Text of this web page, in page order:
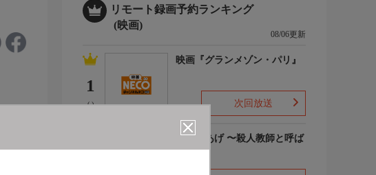
リモート録画予約ランキング
(映画)
08/06更新
1
(-)
映画『グランメゾン・パリ』
次回放送
でっちあげ 〜殺人教師と呼ば